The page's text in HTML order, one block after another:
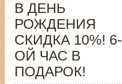
В ДЕНЬ
РОЖДЕНИЯ
СКИДКА 10%! 6-
ОЙ ЧАС В
ПОДАРОК!